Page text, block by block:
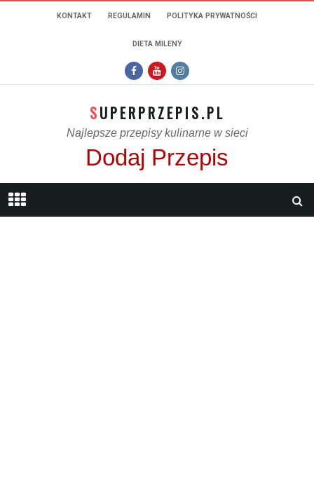
KONTAKT REGULAMIN POLITYKA PRYWATNOŚCI
DIETA MILENY
SUPERPRZEPIS.PL
Najlepsze przepisy kulinarne w sieci
Dodaj Przepis